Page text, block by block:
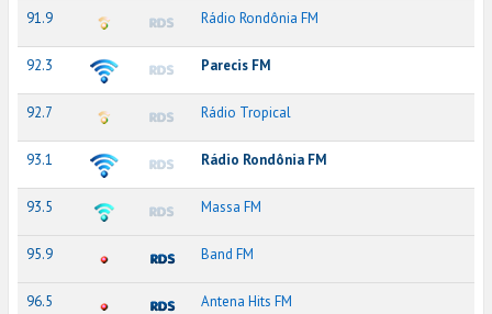
91.9 Rádio Rondônia FM
92.3 Parecis FM
92.7 Rádio Tropical
93.1 Rádio Rondônia FM
93.5 Massa FM
95.9 Band FM
96.5 Antena Hits FM